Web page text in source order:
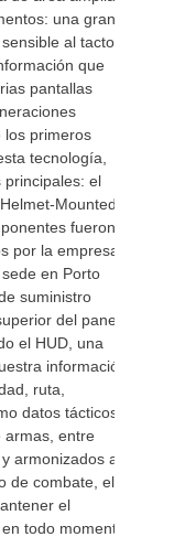
una gran
al tacto,
que
pantallas
los primeros
tecnología,
principales: el
Mounted
fueron
por la empresa
en Porto
suministro
del panel
el HUD, una
información
ruta,
datos tácticos
armas, entre
armonizados a
de combate, el
el
todo momento